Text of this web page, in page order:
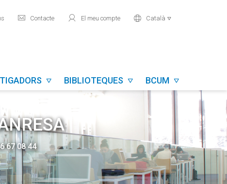
mail Contacte user El meu compte world Català 
 BIBLIOTEQUES  BCUM 
67 08 44